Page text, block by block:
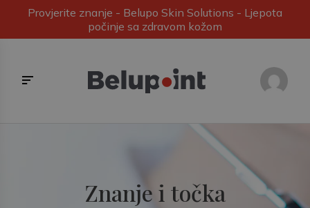
Provjerite znanje - Belupo Skin Solutions - Ljepota
počinje sa zdravom kožom
Znanje i točka